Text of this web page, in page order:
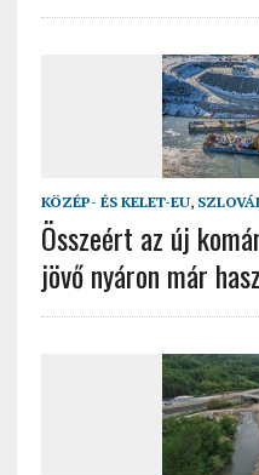
KÖZÉP- ÉS KELET-EU,
Összeért az új
jövő nyáron már